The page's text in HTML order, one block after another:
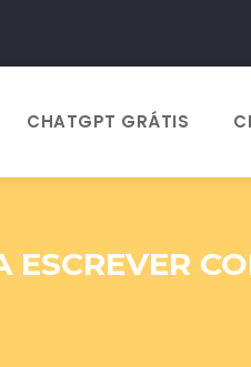
CHATGPT GRÁTIS